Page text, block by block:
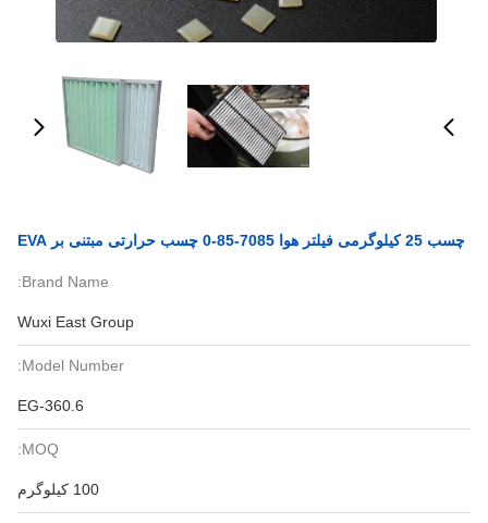
چسب 25 کیلوگرمی فیلتر هوا 7085-85-0 چسب حرارتی مبتنی بر EVA
Brand Name:
Wuxi East Group
Model Number:
EG-360.6
MOQ:
100 کیلوگرم